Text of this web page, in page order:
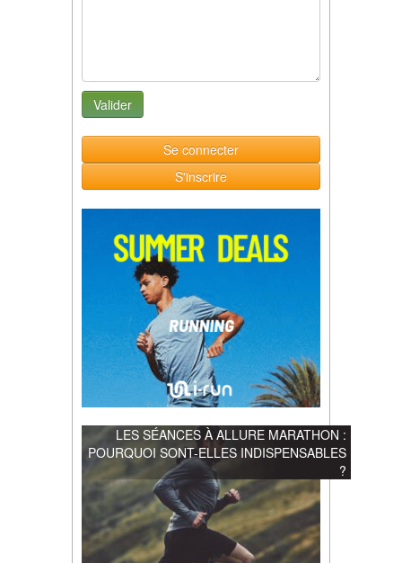
Se connecter
S'inscrire
LES SÉANCES À ALLURE MARATHON :
POURQUOI SONT-ELLES INDISPENSABLES
?